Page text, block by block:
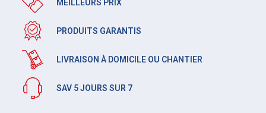
MEILLEURS PRIX
PRODUITS GARANTIS
LIVRAISON À DOMICILE OU CHANTIER
SAV 5 JOURS SUR 7